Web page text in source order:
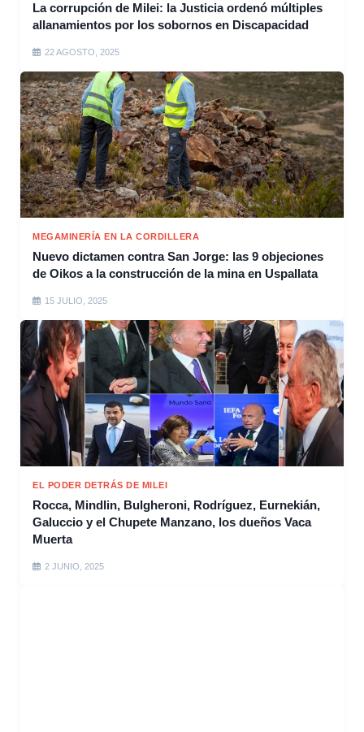
La corrupción de Milei: la Justicia ordenó múltiples
allanamientos por los sobornos en Discapacidad
22 AGOSTO, 2025
MEGAMINERÍA EN LA CORDILLERA
Nuevo dictamen contra San Jorge: las 9 objeciones
de Oikos a la construcción de la mina en Uspallata
15 JULIO, 2025
EL PODER DETRÁS DE MILEI
Rocca, Mindlin, Bulgheroni, Rodríguez, Eurnekián,
Galuccio y el Chupete Manzano, los dueños Vaca
Muerta
2 JUNIO, 2025